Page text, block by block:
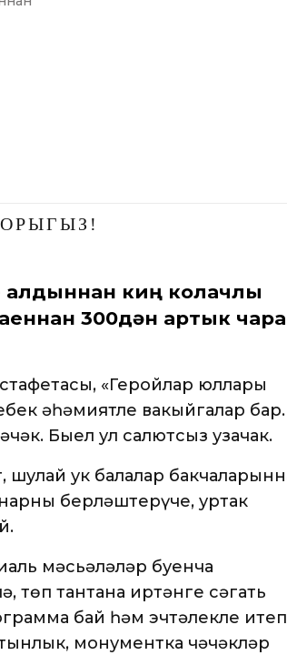
алдыннан киң колачлы
300дән артык чара
«Геройлар юллары
әһәмиятле вакыйгалар бар.
Быел ул салютсыз узачак.
ук балалар
берләштерүче, уртак
мәсьәләләр буенча
тантана иртәнге сәгать
бай һәм эчтәлекле итеп
монументка чәчәкләр